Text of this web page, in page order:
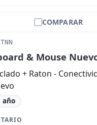
COMPARAR
& Mouse
+ Raton -
año